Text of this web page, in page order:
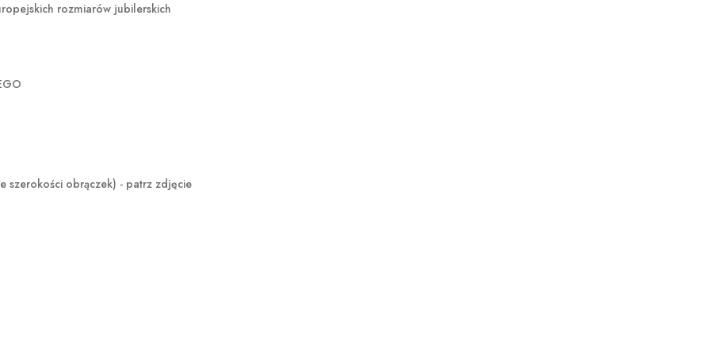
rozmiarów jubilerskich
szerokości obrączek) - patrz zdjęcie